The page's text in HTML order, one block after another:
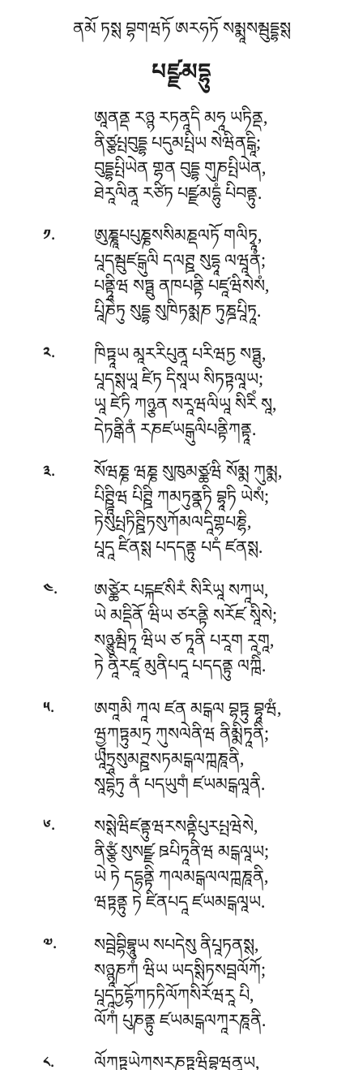
ནམོ ཏསྶ བྷགཝཏོ ཨརཧཏོ སམྨཱསམྦུདྡྷསྶ
པཛྫམདྷུ
ཨཱནནྡ རཉྙ རཏནཱདི མཧཱ ཡཏིནྡ,
ནིཙྩཔྤབུདྡྷ པདུམཔྤིཡ སེཝིནངྒཱི;
བུདྡྷཔྤིཡེན གྷན བུདྡྷ གུཎཔྤིཡེན,
ཐེརཱལིནཱ རཙིཏ པཛྫམདྷུཾ པིབནྟུ.
༡. ཨུཎྞཱཔཔུཎྞསསིམཎྡལཏོ གལིཏྭཱ,
པཱདམྦུཛངྒུལི དལཊྛ སུདྷཱ ལཝཱནཾ;
པནྟཱིཝ སཏྠུ ནཁཔནྟི པཛཱཝིསེསཾ,
པཱིཎེཏུ སུདྡྷ སུཁིཏམྨཎ ཏུཎྜཔཱིཏཱ.
༢. ཁིཏྟཱཡ མཱརརིཔུནཱ པརིཝཏྱ སཏྠུ,
པཱདསྶཡཱ ཛིཏ དིསཱཡ སིཏཏྟལཱཡ;
ཡཱ ཛེཏི ཀཉྩན སརཱཝལིཡཱ སིརིཾ སཱ,
དེཏནྒིནཾ རཎཛཡངྒུལིཔནྟིཀནྟཱ.
༣. སོཝཎྞ ཝཎྞ སུཁུམཙྪཝི སོམྨ ཀུམྨ,
པིཊྛཱིཝ པིཊྛི ཀམཏུནྣཏི བྷཱཏི ཡེསཾ;
ཏེསུཔྤཏིཊྛིཏསུཀོམལདཱིགྷཔཎྷི,
པཱདཱ ཛིནསྶ པདདནྟུ པདཾ ཛནསྶ.
༤. ཨཙྪེར པངྐཛསིརཾ སིརིཡཱ སཀཱཡ,
ཡེ མདྡིནོ ཝིཡ ཙརནྟི སརོཛ སཱིསེ;
སཉྩུམྦིཏཱ ཝིཡ ཙ ཏཱནི པརཱག རཱགཱ,
ཏེ ནཱིརཛཱ མུནིཔདཱ པདདནྟུ ལཀྑིཾ.
༥. ཨགཱམི ཀཱལ ཛན མངྒལ བྷཏྟུ བྷཱཝཾ,
ཝྱཱཀཏྟུམཏྲ ཀུསལེནིཝ ནིམྨིཏཱནི;
ཡཱཏྲཱསུམཊྛསཏམངྒལཀྑཎཱནི,
སཱདྷེཏུ ནཾ པདཡུགཾ ཛཡམངྒལཱནི.
༦. སསྶེཝིཛནྟུཝརསནྟིཔུརཔྤཝེསེ,
ནིཙྩཾ སུསཛྫ ཋཔིཏཱནིཝ མངྒལཱཡ;
ཡེ ཏེ དདྷནྟི ཀལམངྒལལཀྑཎཱནི,
ཝཏྟནྟུ ཏེ ཛིནཔདཱ ཛཡམངྒལཱཡ.
༧. སབྦེབྷིབྷཱུཡ སཔདེསུ ནིཔཱཏནསྶ,
སཉྙཱཎཀཾ ཝིཡ ཡདསྶིཏསབྦལོཀོ;
པཱདཱཏྱདྷོཀཏཏིལོཀསིརོཝརཱ པི,
ལོཀཾ པུཎནྟུ ཛཡམངྒལཀཱརཎཱནི.